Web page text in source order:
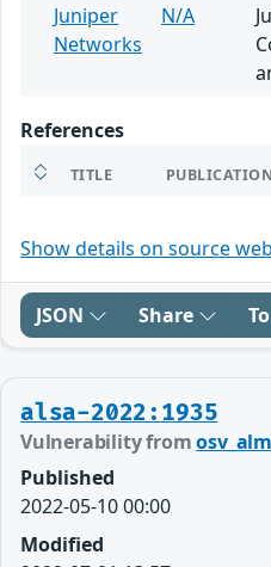
Juniper
Networks
N/A
References
TITLE
Show details on source
JSON Share
alsa-2022:1935
Vulnerability from
Published
2022-05-10 00:00
Modified